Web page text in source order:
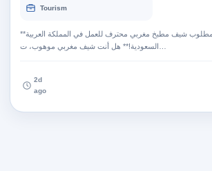
Tourism
**فرصة استثنائية ومُلحّة: مطلوب شيف مطبخ مغربي محترف للعمل في المملكة العربية
2d
ago